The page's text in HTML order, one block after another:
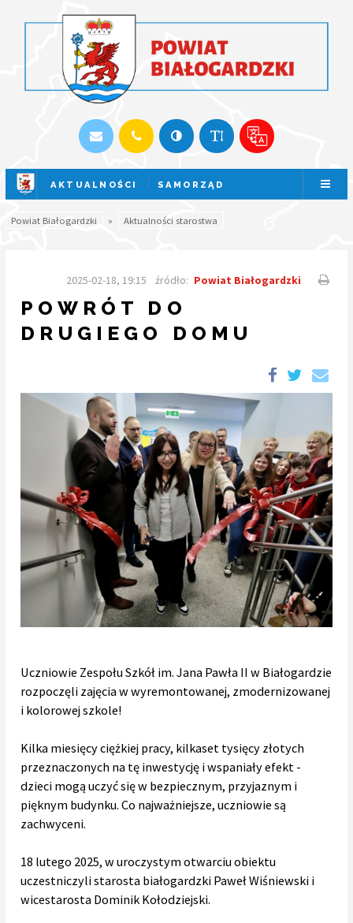
AKTUALNOŚCI SAMORZĄD
SESJA NA ŻYWO
Powiat Białogardzki » Aktualności starostwa
2025-02-18, 19:15 źródło: Powiat Białogardzki
POWRÓT DO
DRUGIEGO DOMU
Uczniowie Zespołu Szkół im. Jana Pawła II w Białogardzie
rozpoczęli zajęcia w wyremontowanej, zmodernizowanej
i kolorowej szkole!
Kilka miesięcy ciężkiej pracy, kilkaset tysięcy złotych
przeznaczonych na tę inwestycję i wspaniały efekt -
dzieci mogą uczyć się w bezpiecznym, przyjaznym i
pięknym budynku. Co najważniejsze, uczniowie są
zachwyceni.
18 lutego 2025, w uroczystym otwarciu obiektu
uczestniczyli starosta białogardzki Paweł Wiśniewski i
wicestarosta Dominik Kołodziejski.